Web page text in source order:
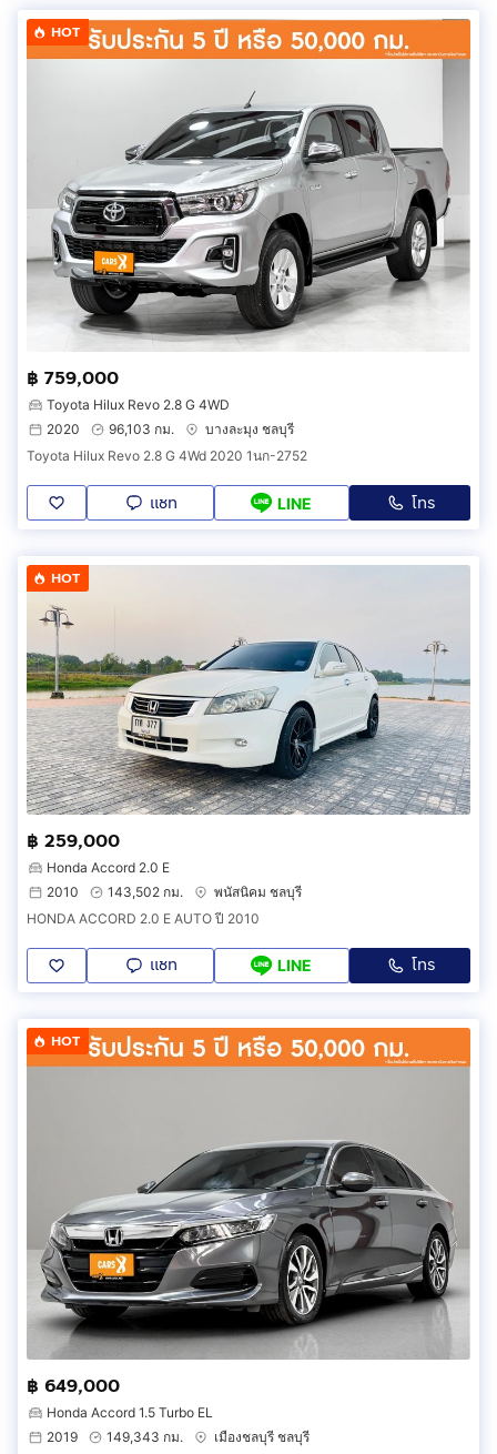
HOT
฿ 759,000
Toyota Hilux Revo 2.8 G 4WD
2020
96,103 กม.
บางละมุง ชลบุรี
Toyota Hilux Revo 2.8 G 4Wd 2020 1นก-2752
แชท LINE โทร
HOT
฿ 259,000
Honda Accord 2.0 E
2010
143,502 กม.
พนัสนิคม ชลบุรี
HONDA ACCORD 2.0 E AUTO ปี 2010
แชท LINE โทร
HOT
฿ 649,000
Honda Accord 1.5 Turbo EL
2019
149,343 กม.
เมืองชลบุรี ชลบุรี